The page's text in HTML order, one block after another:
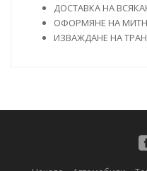
ДОСТАВКА НА
ОФОРМЯНЕ НА
ИЗВАЖДАНЕ НА